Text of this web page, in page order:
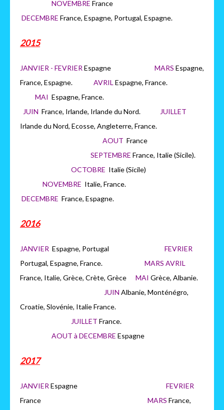
NOVEMBRE France
DECEMBRE France, Espagne, Portugal, Espagne.
2015
JANVIER - FEVRIER Espagne MARS Espagne,
France, Espagne. AVRIL Espagne, France.
MAI Espagne, France.
JUIN France, Irlande, Irlande du Nord.
JUILLET
Irlande du Nord, Ecosse, Angleterre, France.
AOUT France
SEPTEMBRE France, Italie (Sicile).
OCTOBRE Italie (Sicile)
NOVEMBRE Italie, France.
DECEMBRE France, Espagne.
2016
JANVIER Espagne, Portugal FEVRIER
Portugal, Espagne, France. MARS AVRIL
France, Italie, Grèce, Crète, Grèce MAI Grèce, Albanie.
JUIN Albanie, Monténégro,
Croatie, Slovénie, Italie France.
JUILLET France.
AOUT à DECEMBRE Espagne
2017
JANVIER Espagne FEVRIER
France MARS France,